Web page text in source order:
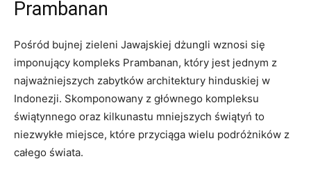
Prambanan
Pośród bujnej zieleni Jawajskiej dżungli wznosi się
imponujący kompleks Prambanan, który jest jednym z
najważniejszych zabytków architektury hinduskiej w
Indonezji. Skomponowany z głównego kompleksu
świątynnego oraz kilkunastu mniejszych świątyń to
niezwykłe miejsce, które przyciąga wielu podróżników z
całego świata.